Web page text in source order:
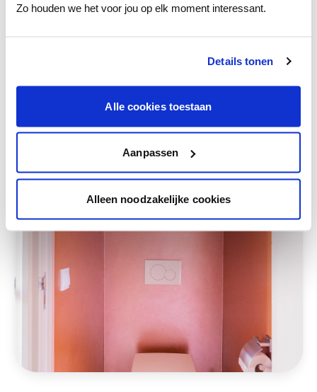
Zo houden we het voor jou op elk moment interessant.
Details tonen
Alle cookies toestaan
Aanpassen
Alleen noodzakelijke cookies
Obtenez des conseils personnalisés sur la